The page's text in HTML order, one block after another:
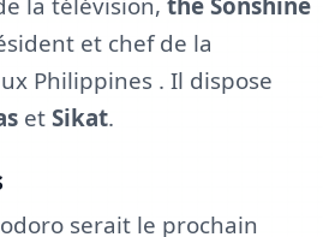
et chef de la
Philippines . Il dispose
etSikat.
serait le prochain